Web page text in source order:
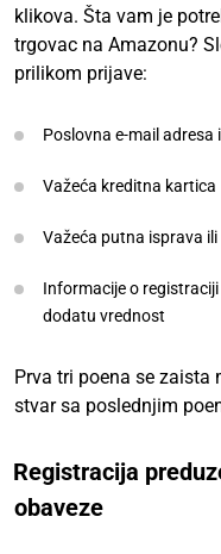
klikova. Šta vam je
trgovac na Amazonu?
prilikom prijave:
Poslovna e-mail
Važeća kreditna kartica
Važeća putna isprava
Informacije o
dodatu vrednost
Prva tri poena se zaista
stvar sa poslednjim
Registracija
obaveze